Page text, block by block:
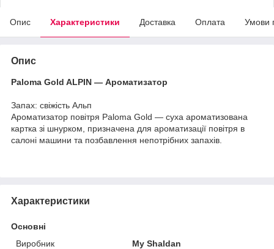
Опис Характеристики Доставка Оплата Умови
Опис
Paloma Gold ALPIN — Ароматизатор
Запах: свіжість Альп
Ароматизатор повітря Paloma Gold — суха ароматизована
картка зі шнурком, призначена для ароматизації повітря в
салоні машини та позбавлення непотрібних запахів.
Характеристики
Основні
Виробник
My Shaldan